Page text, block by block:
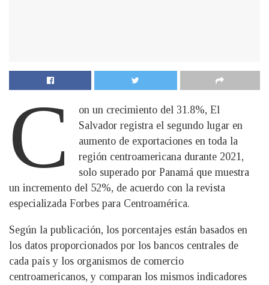
C
on un crecimiento del 31.8%, El
Salvador registra el segundo lugar en
aumento de exportaciones en toda la
región centroamericana durante 2021,
solo superado por Panamá que muestra
un incremento del 52%, de acuerdo con la revista
especializada Forbes para Centroamérica.
Según la publicación, los porcentajes están basados en
los datos proporcionados por los bancos centrales de
cada país y los organismos de comercio
centroamericanos, y comparan los mismos indicadores